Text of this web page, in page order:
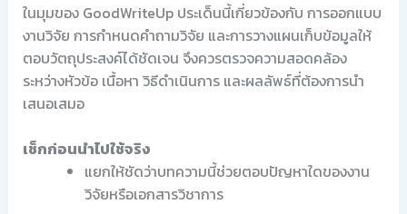
ในมุมของ GoodWriteUp ประเด็นนี้เกี่ยวข้องกับ การออกแบบ
งานวิจัย การกำหนดคำถามวิจัย และการวางแผนเก็บข้อมูลให้
ตอบวัตถุประสงค์ได้ชัดเจน จึงควรตรวจความสอดคล้อง
ระหว่างหัวข้อ เนื้อหา วิธีดำเนินการ และผลลัพธ์ที่ต้องการนำ
เสนอเสมอ
เช็กก่อนนำไปใช้จริง
แยกให้ชัดว่าบทความนี้ช่วยตอบปัญหาใดของงาน
วิจัยหรือเอกสารวิชาการ